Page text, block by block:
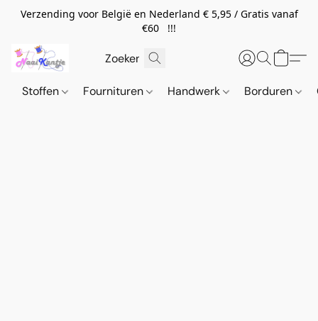
Verzending voor België en Nederland € 5,95 / Gratis vanaf
€60 !!!
Stoffen Fournituren Handwerk Borduren